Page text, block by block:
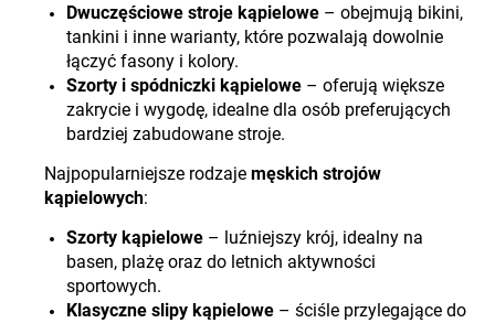
Dwuczęściowe stroje kąpielowe – obejmują bikini,
tankini i inne warianty, które pozwalają dowolnie
łączyć fasony i kolory.
Szorty i spódniczki kąpielowe – oferują większe
zakrycie i wygodę, idealne dla osób preferujących
bardziej zabudowane stroje.
Najpopularniejsze rodzaje męskich strojów
kąpielowych:
Szorty kąpielowe – luźniejszy krój, idealny na
basen, plażę oraz do letnich aktywności
sportowych.
Klasyczne slipy kąpielowe – ściśle przylegające do